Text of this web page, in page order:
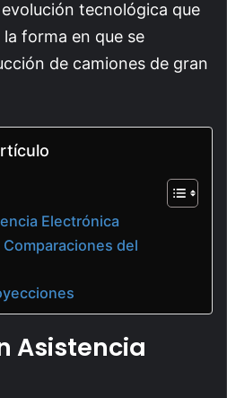
tecnológica que
forma en que se
de camiones de gran
Electrónica
del
Asistencia